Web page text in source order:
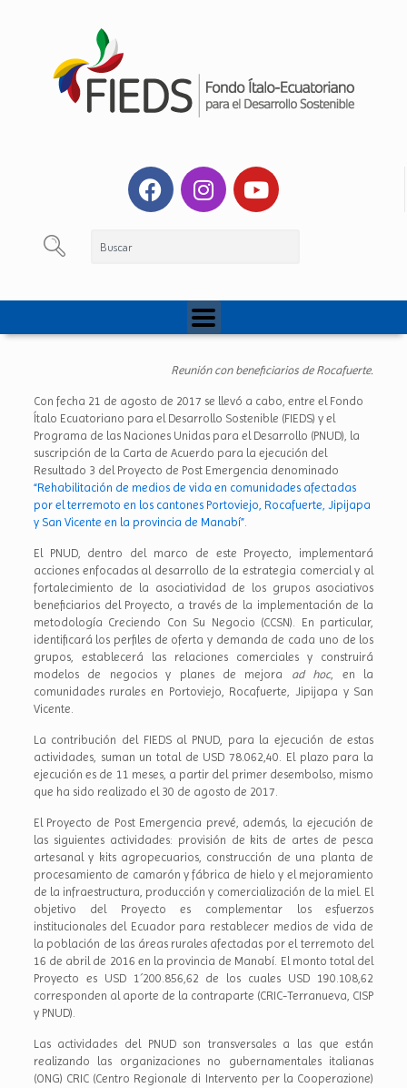
Reunión con beneficiarios de Rocafuerte.
Con fecha 21 de agosto de 2017 se llevó a cabo, entre el Fondo
Ítalo Ecuatoriano para el Desarrollo Sostenible (FIEDS) y el
Programa de las Naciones Unidas para el Desarrollo (PNUD), la
suscripción de la Carta de Acuerdo para la ejecución del
Resultado 3 del Proyecto de Post Emergencia denominado
“Rehabilitación de medios de vida en comunidades afectadas
por el terremoto en los cantones Portoviejo, Rocafuerte, Jipijapa
y San Vicente en la provincia de Manabí”.
El PNUD, dentro del marco de este Proyecto, implementará
acciones enfocadas al desarrollo de la estrategia comercial y al
fortalecimiento de la asociatividad de los grupos asociativos
beneficiarios del Proyecto, a través de la implementación de la
metodología Creciendo Con Su Negocio (CCSN). En particular,
identificará los perfiles de oferta y demanda de cada uno de los
grupos, establecerá las relaciones comerciales y construirá
modelos de negocios y planes de mejora ad hoc, en la
comunidades rurales en Portoviejo, Rocafuerte, Jipijapa y San
Vicente.
La contribución del FIEDS al PNUD, para la ejecución de estas
actividades, suman un total de USD 78.062,40. El plazo para la
ejecución es de 11 meses, a partir del primer desembolso, mismo
que ha sido realizado el 30 de agosto de 2017.
El Proyecto de Post Emergencia prevé, además, la ejecución de
las siguientes actividades: provisión de kits de artes de pesca
artesanal y kits agropecuarios, construcción de una planta de
procesamiento de camarón y fábrica de hielo y el mejoramiento
de la infraestructura, producción y comercialización de la miel. El
objetivo del Proyecto es complementar los esfuerzos
institucionales del Ecuador para restablecer medios de vida de
la población de las áreas rurales afectadas por el terremoto del
16 de abril de 2016 en la provincia de Manabí. El monto total del
Proyecto es USD 1´200.856,62 de los cuales USD 190.108,62
corresponden al aporte de la contraparte (CRIC-Terranueva, CISP
y PNUD).
Las actividades del PNUD son transversales a las que están
realizando las organizaciones no gubernamentales italianas
(ONG) CRIC (Centro Regionale di Intervento per la Cooperazione)